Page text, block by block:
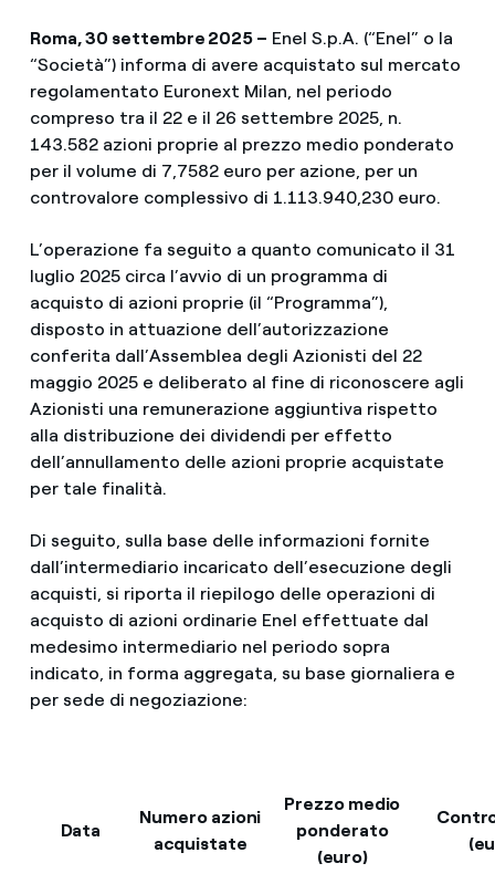
Roma, 30 settembre 2025 – Enel S.p.A. (“Enel” o la
“Società”) informa di avere acquistato sul mercato
regolamentato Euronext Milan, nel periodo
compreso tra il 22 e il 26 settembre 2025, n.
143.582 azioni proprie al prezzo medio ponderato
per il volume di 7,7582 euro per azione, per un
controvalore complessivo di 1.113.940,230 euro.
L’operazione fa seguito a quanto comunicato il 31
luglio 2025 circa l’avvio di un programma di
acquisto di azioni proprie (il “Programma”),
disposto in attuazione dell’autorizzazione
conferita dall’Assemblea degli Azionisti del 22
maggio 2025 e deliberato al fine di riconoscere agli
Azionisti una remunerazione aggiuntiva rispetto
alla distribuzione dei dividendi per effetto
dell’annullamento delle azioni proprie acquistate
per tale finalità.
Di seguito, sulla base delle informazioni fornite
dall’intermediario incaricato dell’esecuzione degli
acquisti, si riporta il riepilogo delle operazioni di
acquisto di azioni ordinarie Enel effettuate dal
medesimo intermediario nel periodo sopra
indicato, in forma aggregata, su base giornaliera e
per sede di negoziazione:
Data
Numero azioni
acquistate
Prezzo medio
ponderato
(euro)